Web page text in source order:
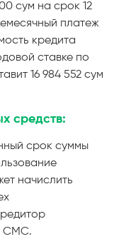
сум на срок 12
платеж
кредита
ставке по
16 984 552 сум
средств:
срок суммы
начислить
СМС.